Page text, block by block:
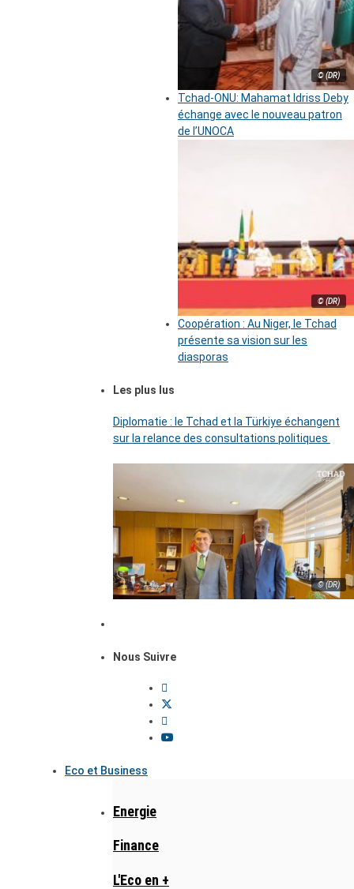
© (DR)
Tchad-ONU: Mahamat Idriss Deby
échange avec le nouveau patron
de l’UNOCA
© (DR)
Coopération : Au Niger, le Tchad
présente sa vision sur les
diasporas
Les plus lus
Diplomatie : le Tchad et la Türkiye échangent
sur la relance des consultations politiques
© (DR)
Nous Suivre
Eco et Business
Energie
Finance
L'Eco en +